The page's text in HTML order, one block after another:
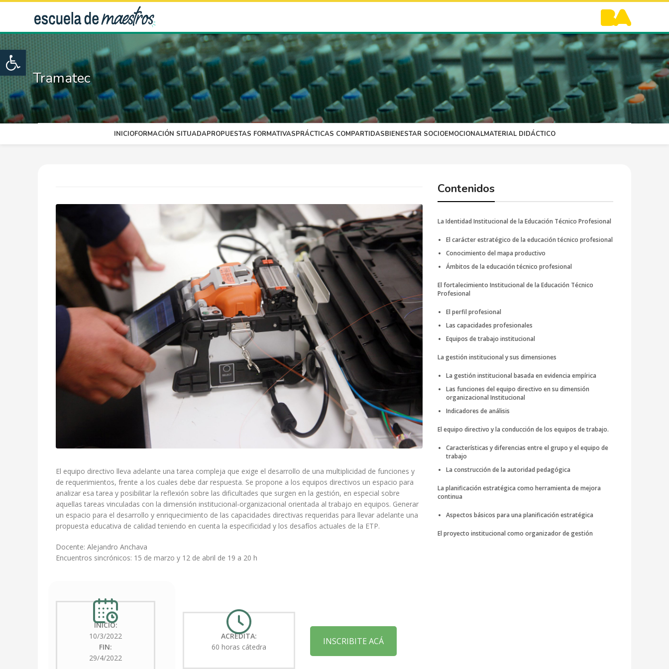
Open toolbar
Tramatec
INICIOFORMACIÓN SITUADAPROPUESTAS FORMATIVASPRÁCTICAS COMPARTIDASBIENESTAR SOCIOEMOCIONALMATERIAL DIDÁCTICO
El equipo directivo lleva adelante una tarea compleja que exige el desarrollo de una multiplicidad de funciones y
de requerimientos, frente a los cuales debe dar respuesta. Se propone a los equipos directivos un espacio para
analizar esa tarea y posibilitar la reflexión sobre las dificultades que surgen en la gestión, en especial sobre
aquellas tareas vinculadas con la dimensión institucional-organizacional orientada al trabajo en equipos. Generar
un espacio para el desarrollo y enriquecimiento de las capacidades directivas requeridas para llevar adelante una
propuesta educativa de calidad teniendo en cuenta la especificidad y los desafíos actuales de la ETP.
Docente: Alejandro Anchava
Encuentros sincrónicos: 15 de marzo y 12 de abril de 19 a 20 h
INICIO:
10/3/2022
FIN:
29/4/2022
ACREDITA:
60 horas cátedra
INSCRIBITE ACÁ
Contenidos
La Identidad Institucional de la Educación Técnico Profesional
El carácter estratégico de la educación técnico profesional
Conocimiento del mapa productivo
Ámbitos de la educación técnico profesional
El fortalecimiento Institucional de la Educación Técnico
Profesional
El perfil profesional
Las capacidades profesionales
Equipos de trabajo institucional
La gestión institucional y sus dimensiones
La gestión institucional basada en evidencia empírica
Las funciones del equipo directivo en su dimensión
organizacional Institucional
Indicadores de análisis
El equipo directivo y la conducción de los equipos de trabajo.
Características y diferencias entre el grupo y el equipo de
trabajo
La construcción de la autoridad pedagógica
La planificación estratégica como herramienta de mejora
continua
Aspectos básicos para una planificación estratégica
El proyecto institucional como organizador de gestión